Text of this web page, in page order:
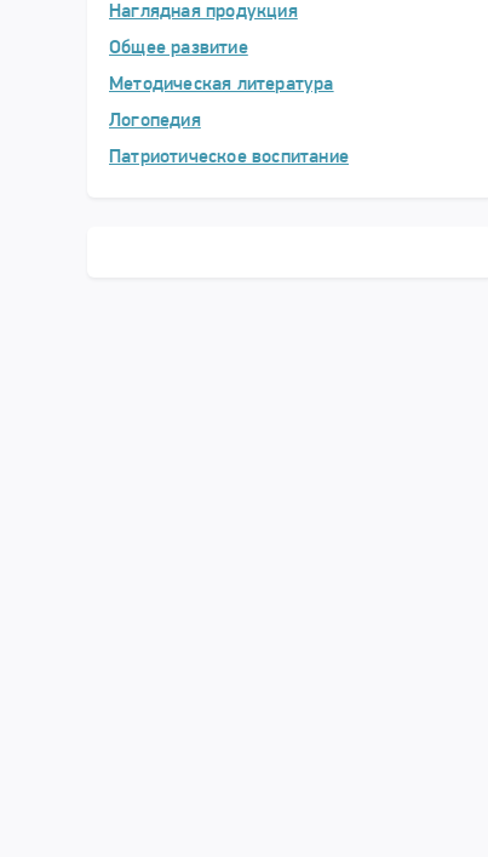
Наглядная продукция
Общее развитие
Методическая литература
Логопедия
Патриотическое воспитание